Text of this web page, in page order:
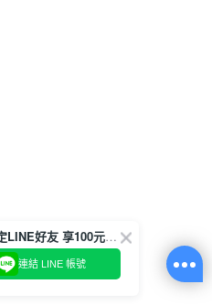
綁定LINE好友 享100元折價券
連結 LINE 帳號